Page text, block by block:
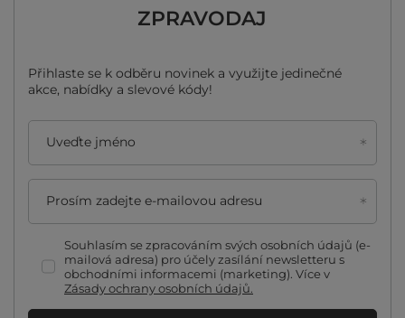
ZPRAVODAJ
Přihlaste se k odběru novinek a využijte jedinečné
akce, nabídky a slevové kódy!
Uveďte jméno
Prosím zadejte e-mailovou adresu
Souhlasím se zpracováním svých osobních údajů (e-
mailová adresa) pro účely zasílání newsletteru s
obchodními informacemi (marketing). Více v
Zásady ochrany osobních údajů.